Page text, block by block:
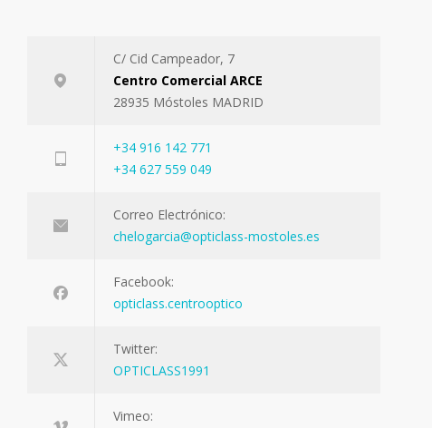
C/ Cid Campeador, 7
Centro Comercial ARCE
28935 Móstoles MADRID
+34 916 142 771
+34 627 559 049
Correo Electrónico:
chelogarcia@opticlass-mostoles.es
Facebook:
opticlass.centrooptico
Twitter:
OPTICLASS1991
Vimeo: